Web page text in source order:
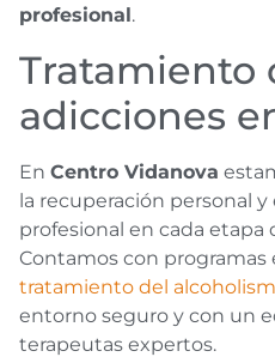
profesional .
Tratamiento
adicciones
En Centro Vidanova
la recuperación personal
profesional en cada etapa
Contamos con programas
tratamiento del
entorno seguro y con un
terapeutas expertos.